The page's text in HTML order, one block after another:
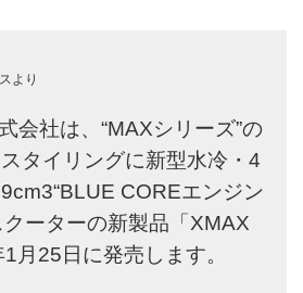
より
会社は、“MAXシリーズ”の
タイリングに新型水冷・4
COREエンジン
ーターの新製品「XMAX
月25日に発売します。